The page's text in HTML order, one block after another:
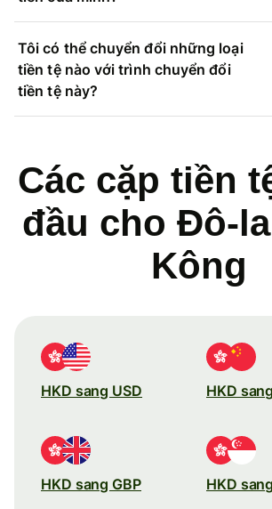
Tôi có thể chuyển đổi những loại
tiền tệ nào với trình chuyển đổi
tiền tệ này?
Các cặp tiền
đầu cho Đô-
Kông
HKD sang USD HKD
HKD sang GBP HKD